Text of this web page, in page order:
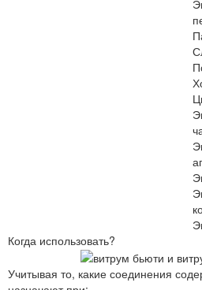
Когда использовать?
Учитывая то, какие соединения